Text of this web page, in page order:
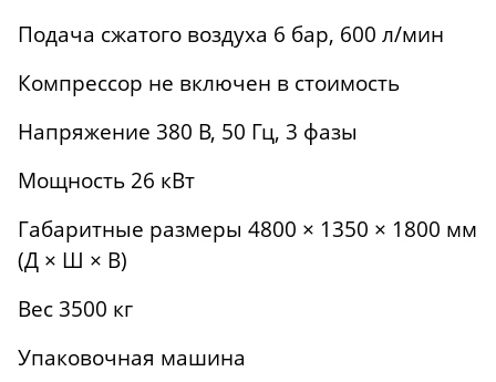
Подача сжатого воздуха 6 бар, 600 л/мин
Компрессор не включен в стоимость
Напряжение 380 В, 50 Гц, 3 фазы
Мощность 26 кВт
Габаритные размеры 4800 × 1350 × 1800 мм
(Д × Ш × В)
Вес 3500 кг
Упаковочная машина